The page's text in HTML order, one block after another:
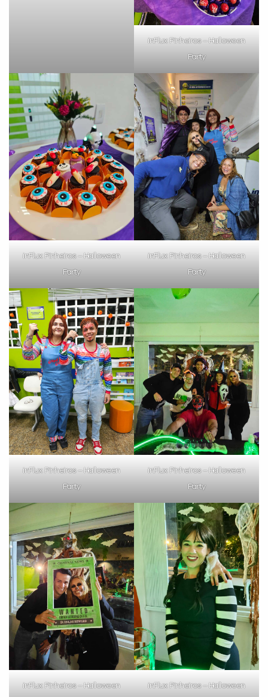
inFlux Pinheiros – Halloween
Party
inFlux Pinheiros – Halloween
Party
inFlux Pinheiros – Halloween
Party
inFlux Pinheiros – Halloween
Party
inFlux Pinheiros – Halloween
Party
inFlux Pinheiros – Halloween inFlux Pinheiros – Halloween
já vamos te colocar em contato
com a:
Você é aluno inFlux?
Sim Não
VOLTAR